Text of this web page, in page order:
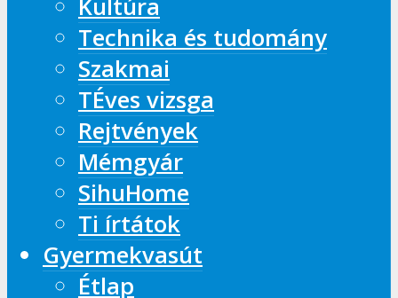
Kultúra
Technika és tudomány
Szakmai
TÉves vizsga
Rejtvények
Mémgyár
SihuHome
Ti írtátok
Gyermekvasút
Étlap